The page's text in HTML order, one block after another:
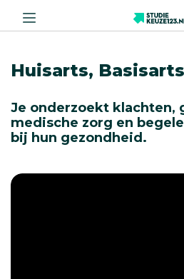
Huisarts,
Je onderzoekt klachten,
medische zorg en
bij hun gezondheid.